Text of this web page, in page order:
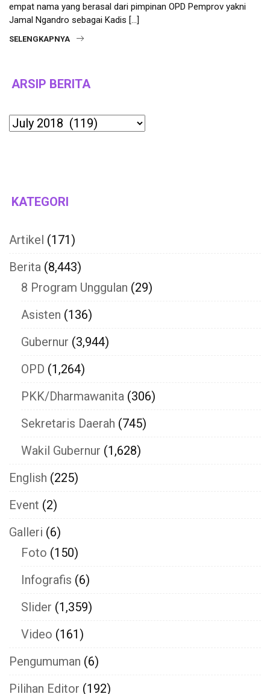
empat nama yang berasal dari pimpinan OPD Pemprov yakni
Jamal Ngandro sebagai Kadis […]
SELENGKAPNYA
ARSIP BERITA
Archives
KATEGORI
Artikel (171)
Berita (8,443)
8 Program Unggulan (29)
Asisten (136)
Gubernur (3,944)
OPD (1,264)
PKK/Dharmawanita (306)
Sekretaris Daerah (745)
Wakil Gubernur (1,628)
English (225)
Event (2)
Galleri (6)
Foto (150)
Infografis (6)
Slider (1,359)
Video (161)
Pengumuman (6)
Pilihan Editor (192)